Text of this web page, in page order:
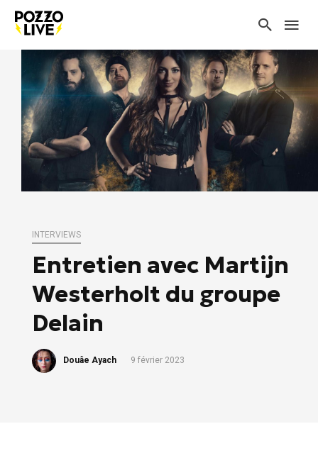
INTERVIEWS
Entretien avec Martijn
Westerholt du groupe
Delain
Douâe Ayach 9 février 2023